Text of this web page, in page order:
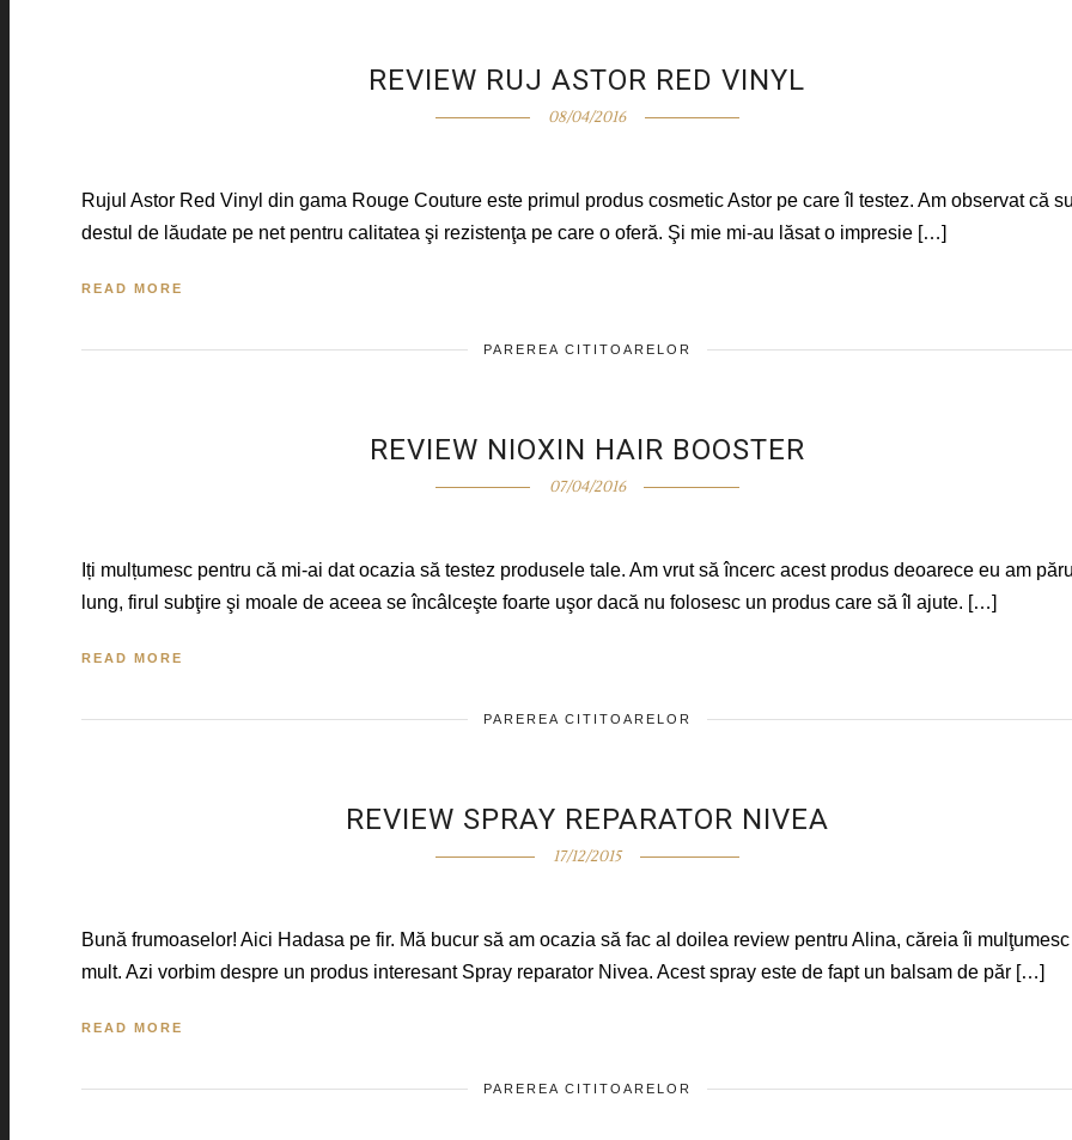
REVIEW RUJ ASTOR RED VINYL
08/04/2016
Rujul Astor Red Vinyl din gama Rouge Couture este primul produs cosmetic Astor pe care îl testez. Am observat că
destul de lăudate pe net pentru calitatea şi rezistenţa pe care o oferă. Şi mie mi-au lăsat o impresie […]
READ MORE
PAREREA CITITOARELOR
REVIEW NIOXIN HAIR BOOSTER
07/04/2016
Iți mulțumesc pentru că mi-ai dat ocazia să testez produsele tale. Am vrut să încerc acest produs deoarece eu am
lung, firul subţire şi moale de aceea se încâlceşte foarte uşor dacă nu folosesc un produs care să îl ajute. […]
READ MORE
PAREREA CITITOARELOR
REVIEW SPRAY REPARATOR NIVEA
17/12/2015
Bună frumoaselor! Aici Hadasa pe fir. Mă bucur să am ocazia să fac al doilea review pentru Alina, căreia îi mulţumesc
mult. Azi vorbim despre un produs interesant Spray reparator Nivea. Acest spray este de fapt un balsam de păr […]
READ MORE
PAREREA CITITOARELOR